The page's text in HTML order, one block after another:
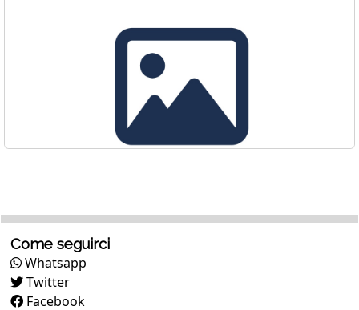
Come seguirci
Whatsapp
Twitter
Facebook